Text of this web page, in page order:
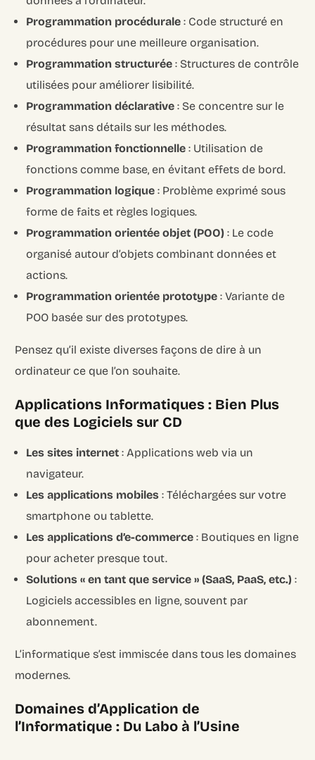
Programmation procédurale : Code structuré en
procédures pour une meilleure organisation.
Programmation structurée : Structures de contrôle
utilisées pour améliorer lisibilité.
Programmation déclarative : Se concentre sur le
résultat sans détails sur les méthodes.
Programmation fonctionnelle : Utilisation de
fonctions comme base, en évitant effets de bord.
Programmation logique : Problème exprimé sous
forme de faits et règles logiques.
Programmation orientée objet (POO) : Le code
organisé autour d’objets combinant données et
actions.
Programmation orientée prototype : Variante de
POO basée sur des prototypes.
Pensez qu’il existe diverses façons de dire à un
ordinateur ce que l’on souhaite.
Applications Informatiques : Bien Plus
que des Logiciels sur CD
Les sites internet : Applications web via un
navigateur.
Les applications mobiles : Téléchargées sur votre
smartphone ou tablette.
Les applications d’e-commerce : Boutiques en ligne
pour acheter presque tout.
Solutions « en tant que service » (SaaS, PaaS, etc.) :
Logiciels accessibles en ligne, souvent par
abonnement.
L’informatique s’est immiscée dans tous les domaines
modernes.
Domaines d’Application de
l’Informatique : Du Labo à l’Usine